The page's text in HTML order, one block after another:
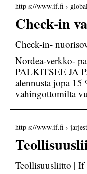
http s://www.if.fi ›
Check-in
Check-in-
Nordea-verkko-
PALKITSEE JA
alennusta jopa 15
vahingottomilta
http s://www.if.fi ›
Teollisuusliitto | If